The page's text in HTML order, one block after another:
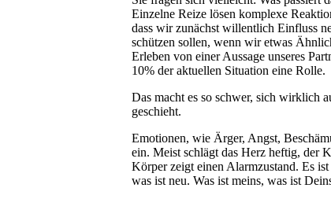
Ein­zelne Reize lösen kom­plexe
dass wir zunächst wil­lent­lich Ein­fluss
schüt­zen sol­len, wenn wir etwas
Erle­ben von einer Aus­sage unse­res
10% der aktu­el­len Situa­tion eine Rolle.
Das macht es so schwer, sich wirk­lich
geschieht.
Emo­tio­nen, wie Ärger, Angst,
ein. Meist schlägt das Herz hef­tig, der
Kör­per zeigt einen Alarm­zu­stand. Es
was ist neu. Was ist meins, was ist